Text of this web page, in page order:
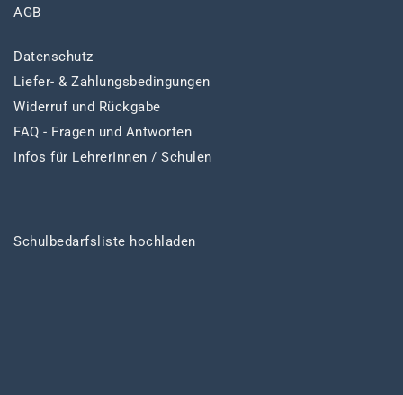
AGB
Datenschutz
Liefer- & Zahlungsbedingungen
Widerruf und Rückgabe
FAQ - Fragen und Antworten
Infos für LehrerInnen / Schulen
Schulbedarfsliste hochladen